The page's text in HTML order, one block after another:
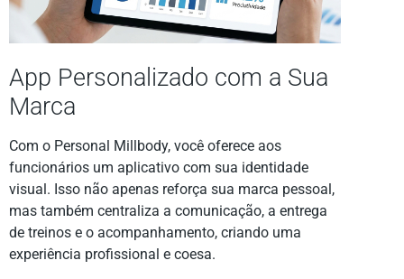
App Personalizado com a Sua
Marca
Com o Personal Millbody, você oferece aos
funcionários um aplicativo com sua identidade
visual. Isso não apenas reforça sua marca pessoal,
mas também centraliza a comunicação, a entrega
de treinos e o acompanhamento, criando uma
experiência profissional e coesa.